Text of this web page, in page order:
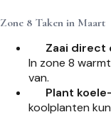
Zone 8 Taken in Maart
Zaai direct
In zone 8
van.
Plant
koolplanten